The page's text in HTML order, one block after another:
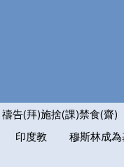
禱告(拜)施捨(課)禁食(齋)
印度教 穆斯林成